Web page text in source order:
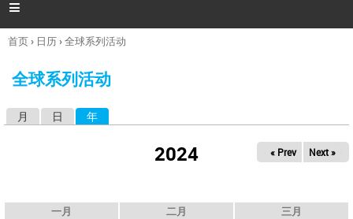

你
这
首页› 日历›全球系列活动
全球系列活动
月 日 年
2024 « Prev Next »
一月 二月 三月